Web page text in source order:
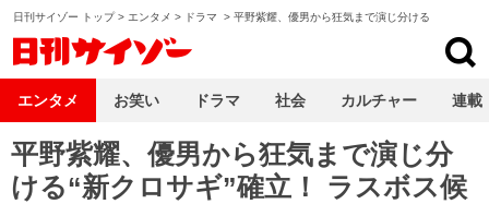
日刊サイゾー トップ> エンタメ > ドラマ > 平野紫耀、優男から狂気まで演じ分ける
平野紫耀、優男から狂気まで演じ分
ける“新クロサギ”確立！ ラスボス候
エンタメ お笑い ドラマ 社会 カルチャー 連載